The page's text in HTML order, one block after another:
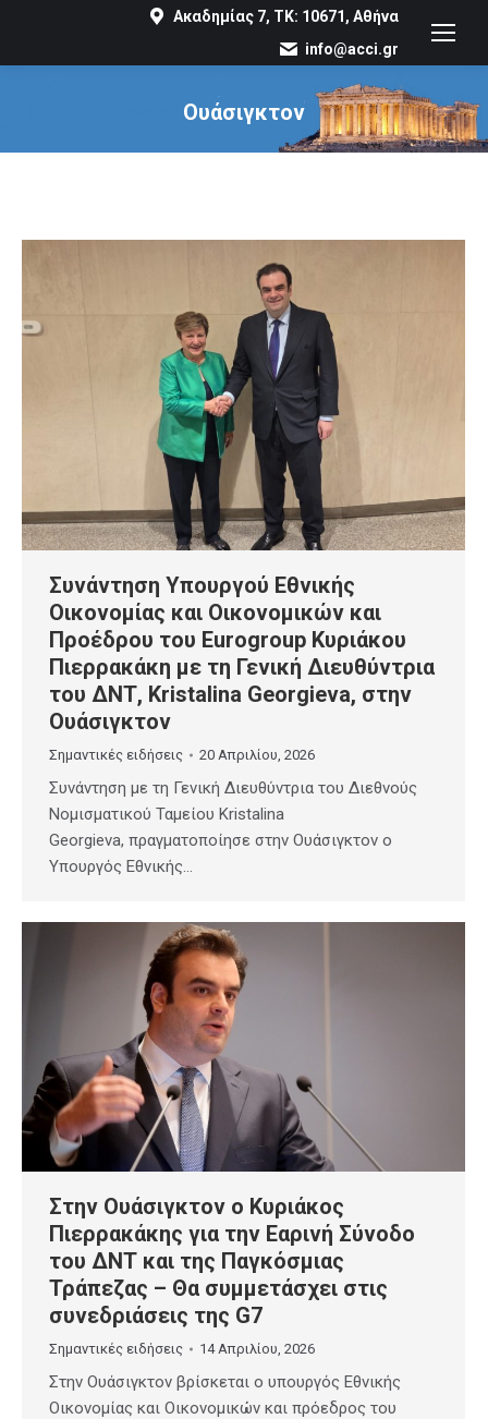
Ακαδημίας 7, ΤΚ: 10671, Αθήνα
info@acci.gr
Ουάσιγκτον
You are here:
Συνάντηση Υπουργού Εθνικής
Οικονομίας και Οικονομικών και
Προέδρου του Eurogroup Κυριάκου
Πιερρακάκη με τη Γενική Διευθύντρια
του ΔΝΤ, Kristalina Georgieva, στην
Ουάσιγκτον
Σημαντικές ειδήσεις 20 Απριλίου, 2026
Συνάντηση με τη Γενική Διευθύντρια του Διεθνούς
Νομισματικού Ταμείου Kristalina
Georgieva, πραγματοποίησε στην Ουάσιγκτον ο
Υπουργός Εθνικής…
Στην Ουάσιγκτον ο Κυριάκος
Πιερρακάκης για την Εαρινή Σύνοδο
του ΔΝΤ και της Παγκόσμιας
Τράπεζας – Θα συμμετάσχει στις
συνεδριάσεις της G7
Σημαντικές ειδήσεις 14 Απριλίου, 2026
Στην Ουάσιγκτον βρίσκεται ο υπουργός Εθνικής
Οικονομίας και Οικονομικών και πρόεδρος του